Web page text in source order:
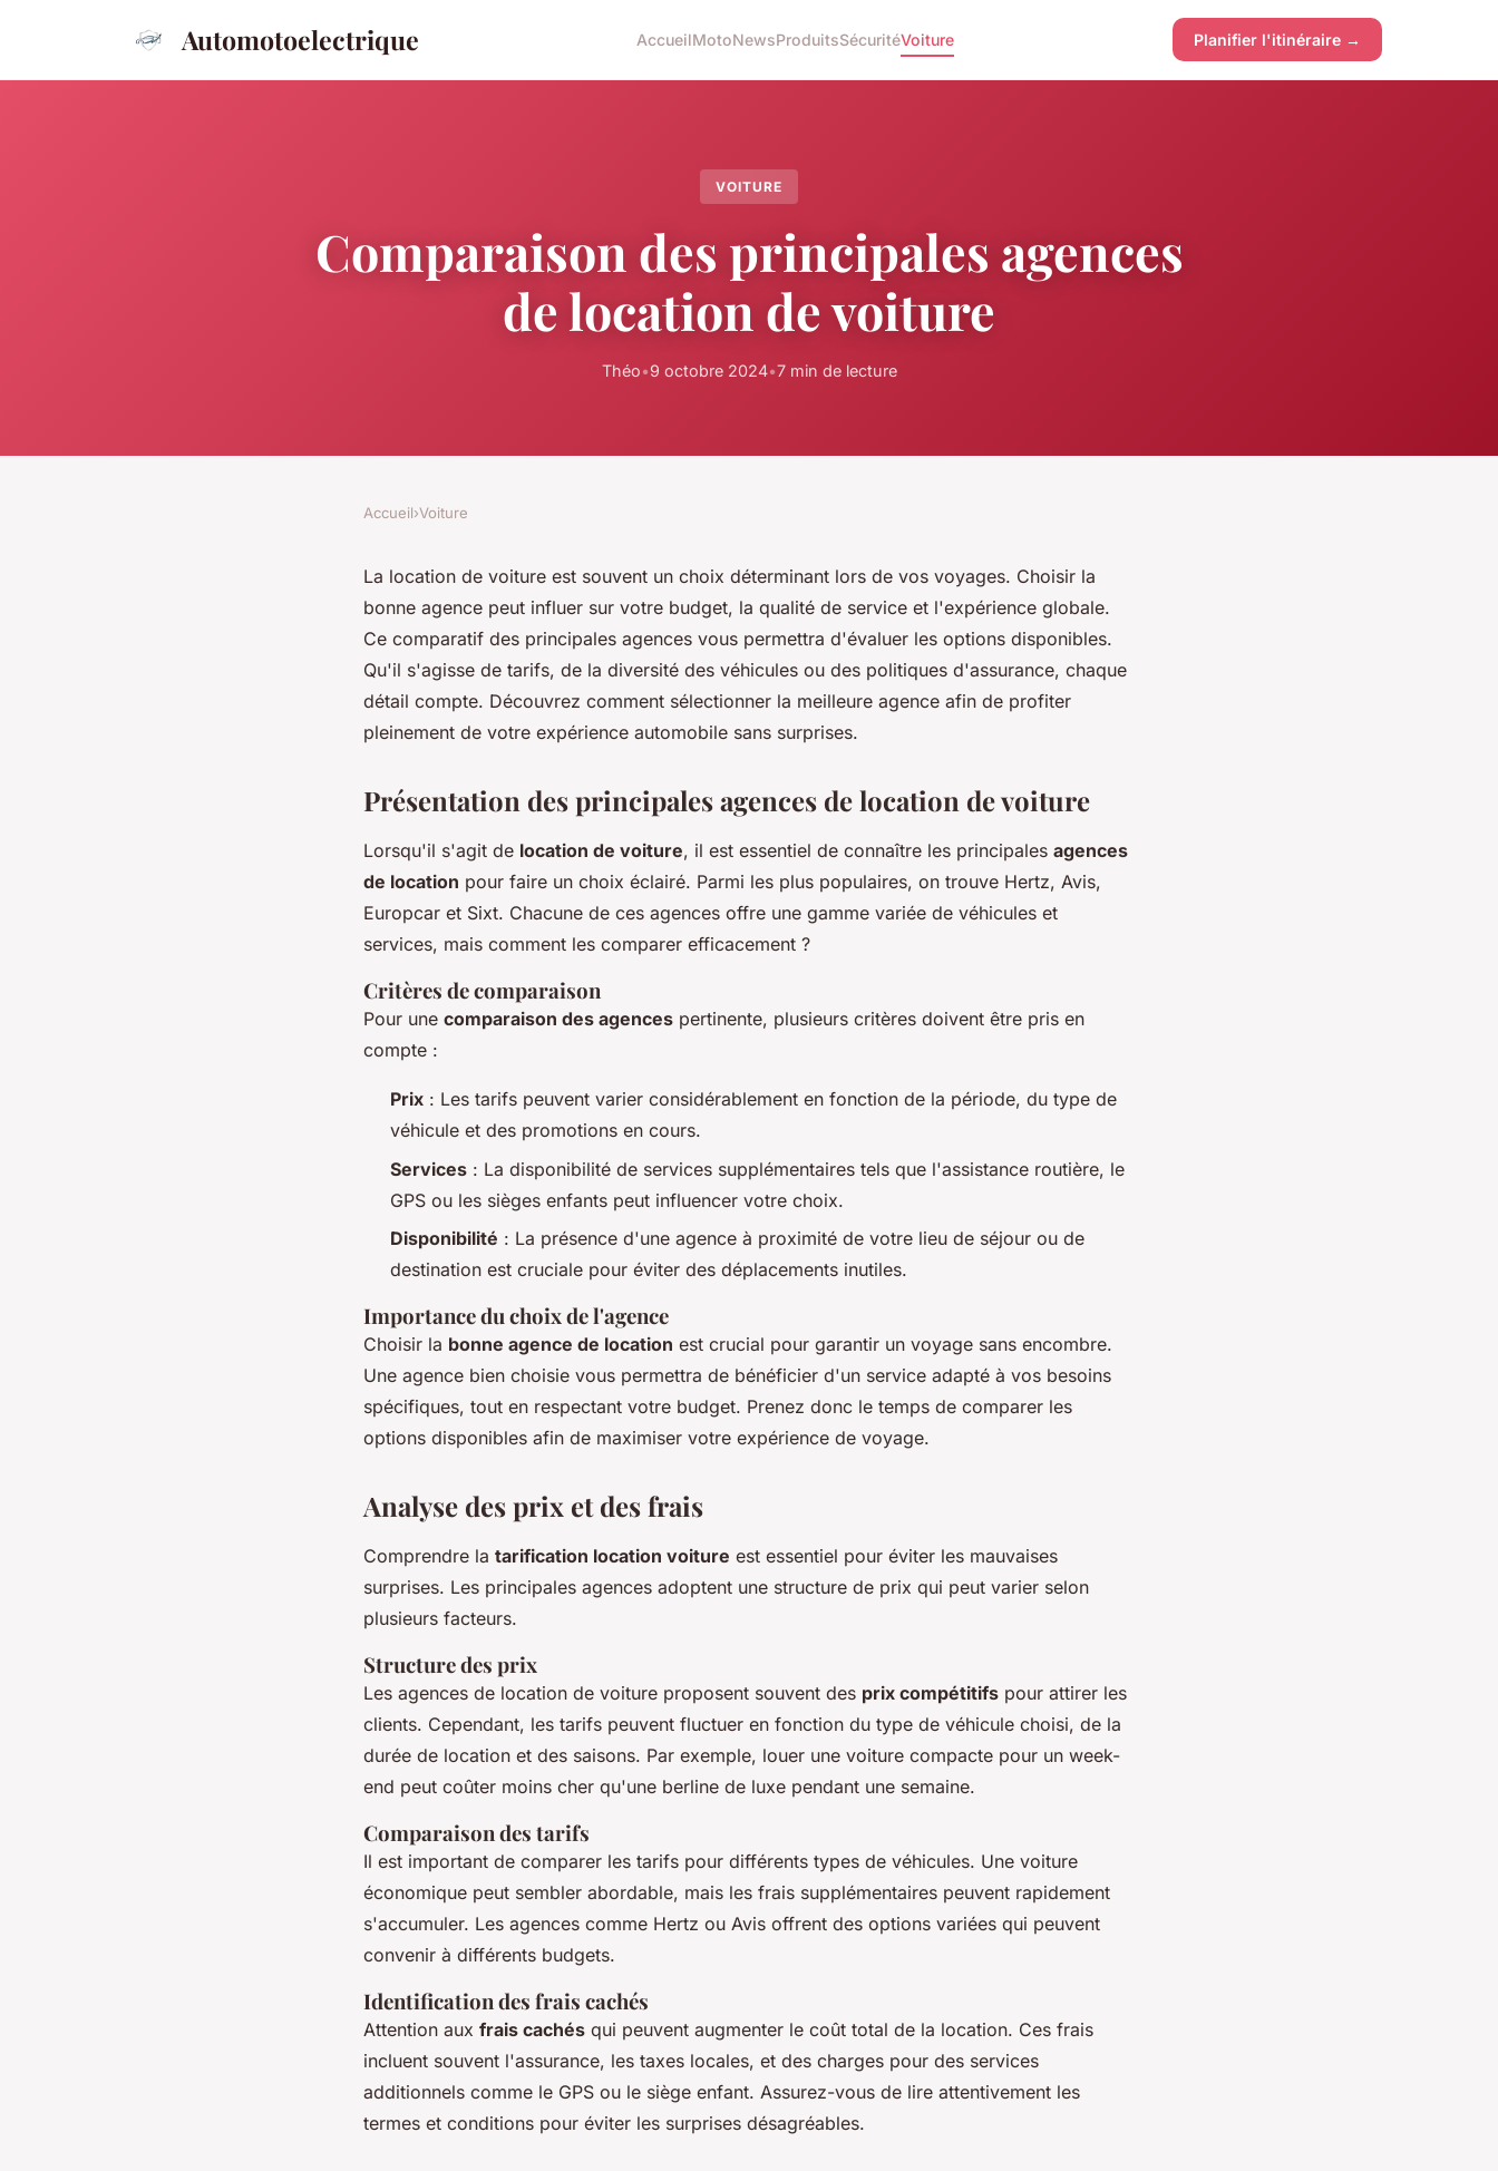
Automotoelectrique AccueilMotoNewsProduitsSécuritéVoiture Planifier l'itinéraire →
VOITURE
Comparaison des principales agences
de location de voiture
Théo•9 octobre 2024•7 min de lecture
Accueil›Voiture
La location de voiture est souvent un choix déterminant lors de vos voyages. Choisir la
bonne agence peut influer sur votre budget, la qualité de service et l'expérience globale.
Ce comparatif des principales agences vous permettra d'évaluer les options disponibles.
Qu'il s'agisse de tarifs, de la diversité des véhicules ou des politiques d'assurance, chaque
détail compte. Découvrez comment sélectionner la meilleure agence afin de profiter
pleinement de votre expérience automobile sans surprises.
Présentation des principales agences de location de voiture
Lorsqu'il s'agit de location de voiture, il est essentiel de connaître les principales agences
de location pour faire un choix éclairé. Parmi les plus populaires, on trouve Hertz, Avis,
Europcar et Sixt. Chacune de ces agences offre une gamme variée de véhicules et
services, mais comment les comparer efficacement ?
Critères de comparaison
Pour une comparaison des agences pertinente, plusieurs critères doivent être pris en
compte :
Prix : Les tarifs peuvent varier considérablement en fonction de la période, du type de
véhicule et des promotions en cours.
Services : La disponibilité de services supplémentaires tels que l'assistance routière, le
GPS ou les sièges enfants peut influencer votre choix.
Disponibilité : La présence d'une agence à proximité de votre lieu de séjour ou de
destination est cruciale pour éviter des déplacements inutiles.
Importance du choix de l'agence
Choisir la bonne agence de location est crucial pour garantir un voyage sans encombre.
Une agence bien choisie vous permettra de bénéficier d'un service adapté à vos besoins
spécifiques, tout en respectant votre budget. Prenez donc le temps de comparer les
options disponibles afin de maximiser votre expérience de voyage.
Analyse des prix et des frais
Comprendre la tarification location voiture est essentiel pour éviter les mauvaises
surprises. Les principales agences adoptent une structure de prix qui peut varier selon
plusieurs facteurs.
Structure des prix
Les agences de location de voiture proposent souvent des prix compétitifs pour attirer les
clients. Cependant, les tarifs peuvent fluctuer en fonction du type de véhicule choisi, de la
durée de location et des saisons. Par exemple, louer une voiture compacte pour un week-
end peut coûter moins cher qu'une berline de luxe pendant une semaine.
Comparaison des tarifs
Il est important de comparer les tarifs pour différents types de véhicules. Une voiture
économique peut sembler abordable, mais les frais supplémentaires peuvent rapidement
s'accumuler. Les agences comme Hertz ou Avis offrent des options variées qui peuvent
convenir à différents budgets.
Identification des frais cachés
Attention aux frais cachés qui peuvent augmenter le coût total de la location. Ces frais
incluent souvent l'assurance, les taxes locales, et des charges pour des services
additionnels comme le GPS ou le siège enfant. Assurez-vous de lire attentivement les
termes et conditions pour éviter les surprises désagréables.